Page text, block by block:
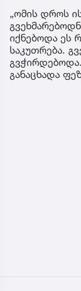
„ომის დროს
იქნებოდა ეს
საკუთრება.
გვჭირდებოდა.
განაცხადა